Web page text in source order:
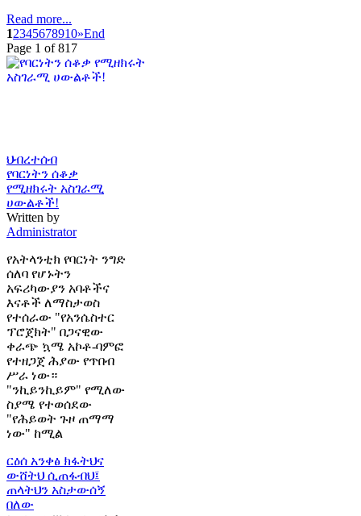
Read more...
12345678910»End
Page 1 of 817
ህብረተሰብ
የባርነትን ሰቆቃ
የሚዘክሩት አስገራሚ
ሀውልቶች!
Written by
Administrator
የአትላንቲክ የባርነት ንግድ
ሰለባ የሆኑትን
አፍሪካውያን አባቶችና
እናቶች ለማስታወስ
የተሰራው "የአንሴስተር
ፕሮጀክት" በጋናዊው
ቀራጭ ኳሜ አኮቶ-ባምፎ
የተዘጋጀ ሕያው የጥበብ
ሥራ ነው።
"ንኪይንኪይም" የሚለው
ስያሜ የተወሰደው
"የሕይወት ጉዞ ጠማማ
ነው" ከሚል
ርዕሰ አንቀፅ ክፋትህና
ውሸትህ ሲጠፋብህ፤
ጠላትህን አስታውሰኝ
በለው